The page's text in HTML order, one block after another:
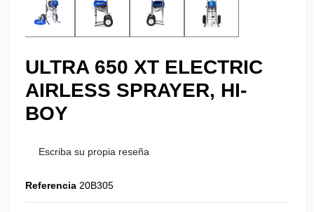
ULTRA 650 XT ELECTRIC
AIRLESS SPRAYER, HI-
BOY
Escriba su propia reseña
Referencia 20B305